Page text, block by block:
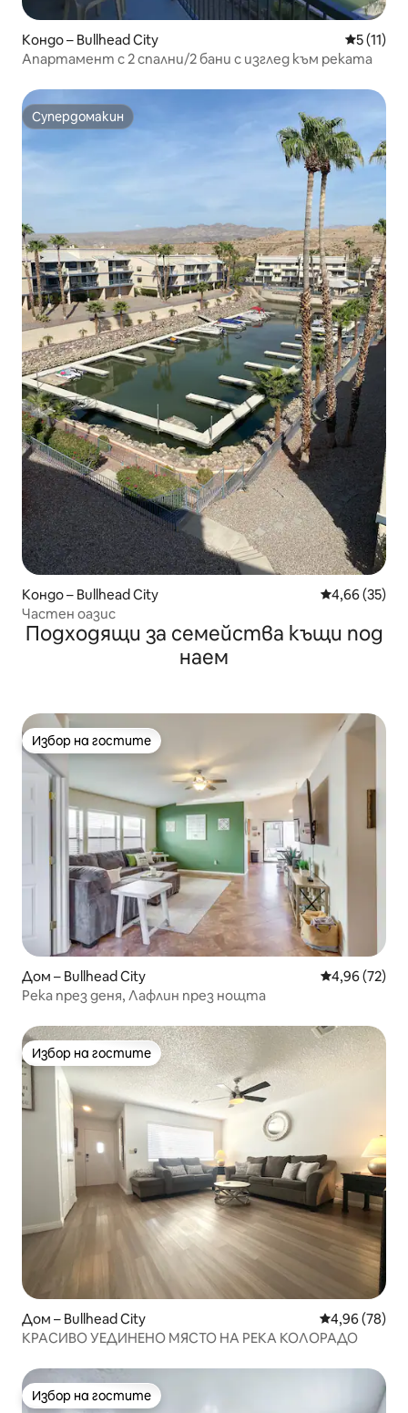
Кондо – Bullhead City Средна
5 (11)
Апартамент с 2 спални/2 бани с изглед към реката
Супердомакин
Супердомакин
Кондо – Bullhead City Средна
4,66 (35)
Частен оазис
Подходящи за семейства къщи под
наем
Избор на гостите
Избор на гостите
Дом – Bullhead City Средна
4,96 (72)
Река през деня, Лафлин през нощта
Избор на гостите
Избор на гостите
Дом – Bullhead City Средна
4,96 (78)
КРАСИВО УЕДИНЕНО МЯСТО НА РЕКА КОЛОРАДО
Избор на гостите
Избор на гостите